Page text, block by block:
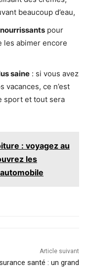
beaucoup d’eau,
pour
les abimer encore
saine : si vous avez
vacances, ce n’est
sport et tout sera
: voyagez au
les
Article suivant
santé : un grand